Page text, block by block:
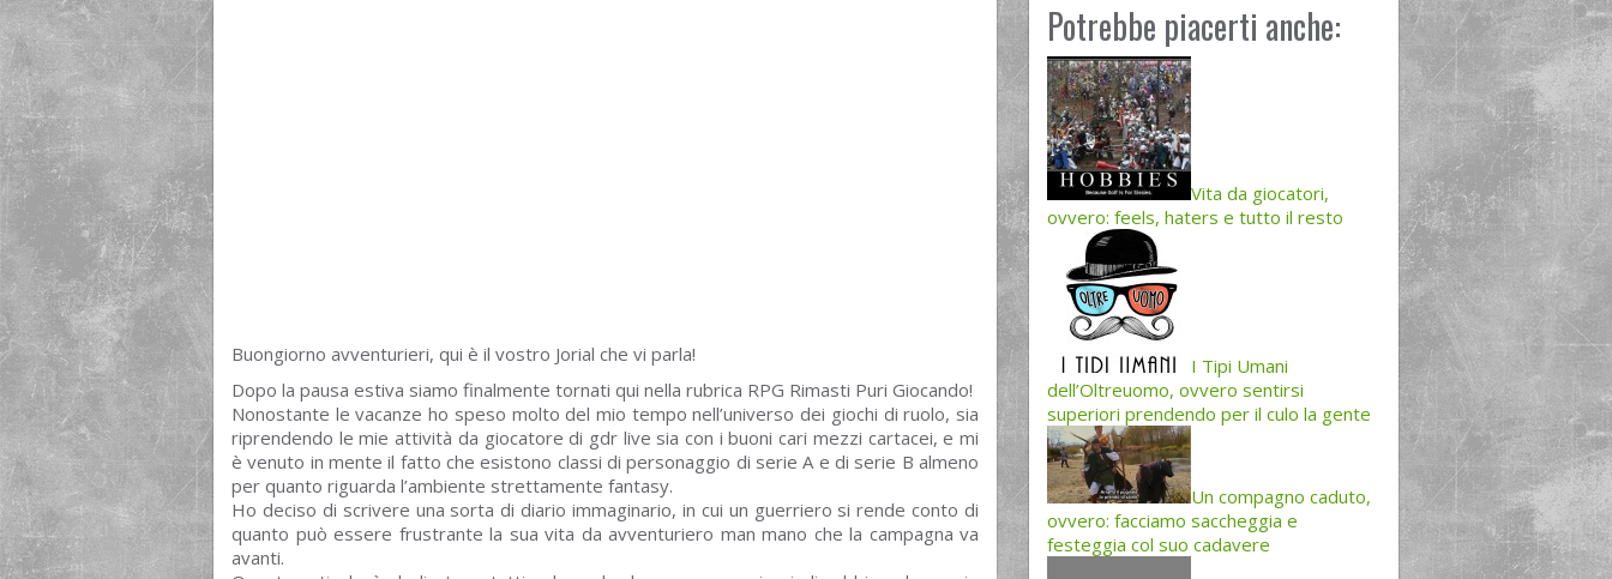
Buongiorno avventurieri, qui è il vostro Jorial che vi parla!
Dopo la pausa estiva siamo finalmente tornati qui nella rubrica RPG Rimasti Puri Giocando!
Nonostante le vacanze ho speso molto del mio tempo nell’universo dei giochi di ruolo, sia
riprendendo le mie attività da giocatore di gdr live sia con i buoni cari mezzi cartacei, e mi
è venuto in mente il fatto che esistono classi di personaggio di serie A e di serie B almeno
per quanto riguarda l’ambiente strettamente fantasy.
Ho deciso di scrivere una sorta di diario immaginario, in cui un guerriero si rende conto di
quanto può essere frustrante la sua vita da avventuriero man mano che la campagna va
avanti.
Potrebbe piacerti anche:
Vita da giocatori,
ovvero: feels, haters e tutto il resto
I Tipi Umani
dell’Oltreuomo, ovvero sentirsi
superiori prendendo per il culo la gente
Un compagno caduto,
ovvero: facciamo saccheggia e
festeggia col suo cadavere